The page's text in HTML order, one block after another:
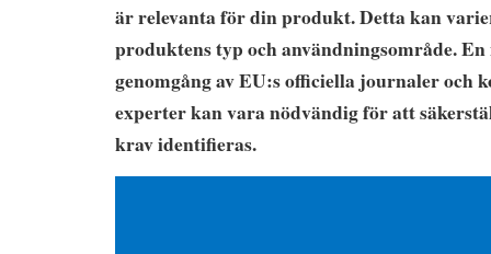
är relevanta för din produkt. Detta kan
produktens typ och användningsområde.
genomgång av EU:s officiella journaler och
experter kan vara nödvändig för att
krav identifieras.